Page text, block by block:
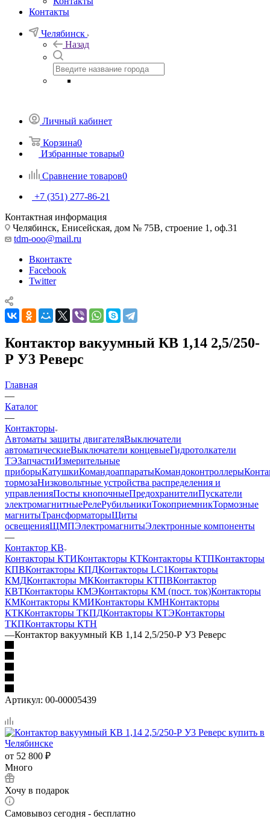
Контакты
Челябинск
Назад
Личный кабинет
Корзина0
Избранные товары0
Сравнение товаров0
+7 (351) 277-86-21
Контактная информация
Челябинск, Енисейская, дом № 75В, строение 1, оф.31
tdm-ooo@mail.ru
Вконтакте
Facebook
Twitter
Контактор вакуумный КВ 1,14 2,5/250-
Р У3 Реверс
Главная
—
Каталог
—
Контакторы
Автоматы защиты двигателяВыключатели
автоматическиеВыключатели концевыеГидротолкатели
ТЭЗапчастиИзмерительные
приборыКатушкиКомандоаппаратыКомандоконтроллеры
тормозаНизковольтные устройства распределения и
управленияПосты кнопочныеПредохранителиПускатели
электромагнитныеРелеРубильникиТокоприемникТормозные
магнитыТрансформаторыЩиты
освещенияЩМПЭлектромагнитыЭлектронные компоненты
—
Контактор КВ
Контакторы КТИКонтакторы КТКонтакторы КТПКонтакторы
КПВКонтакторы КПДКонтакторы LC1Контакторы
КМДКонтакторы МККонтакторы КТПВКонтактор
КВТКонтакторы КМЭКонтакторы КМ (пост. ток)Контакторы
КМКонтакторы КМИКонтакторы КМНКонтакторы
КТККонтакторы ТКПДКонтакторы КТЭКонтакторы
ТКПКонтакторы КТН
—Контактор вакуумный КВ 1,14 2,5/250-Р У3 Реверс
Артикул: 00-00005439
от 52 800 ₽
Много
Хочу в подарок
Самовывоз сегодня - бесплатно